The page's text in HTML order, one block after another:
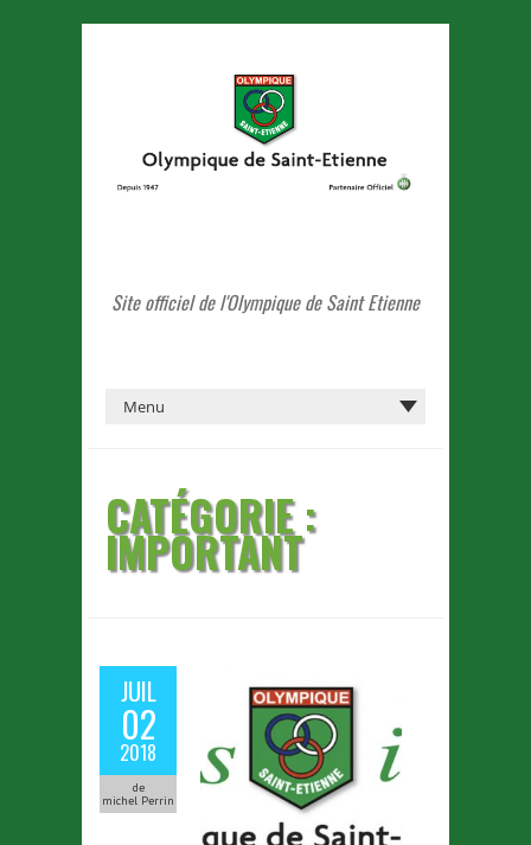
Site officiel de l'Olympique de Saint Etienne
CATÉGORIE :
IMPORTANT
JUIL
02
2018
de
michel Perrin